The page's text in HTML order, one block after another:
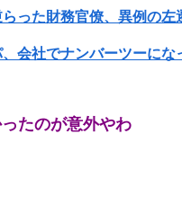
相互RSS
らった財務官僚、異例の
、会社でナンバーツーに
なる
たのが意外やわ